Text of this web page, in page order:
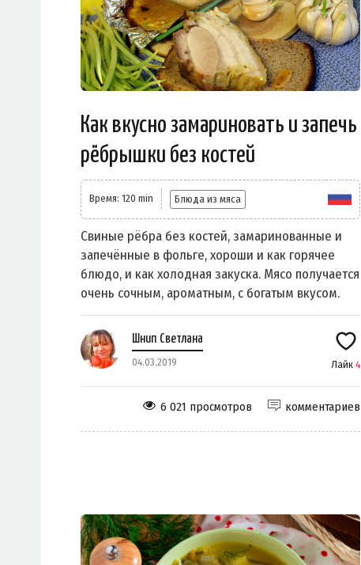
Как вкусно замариновать и запечь
рёбрышки без костей
Время: 120 min Блюда из мяса
Свиные рёбра без костей, замаринованные и
запечённые в фольге, хороши и как горячее
блюдо, и как холодная закуска. Мясо получается
очень сочным, ароматным, с богатым вкусом.
Шнип Светлана
04.03.2019 Лайк 4
комментариев
6 021 просмотров